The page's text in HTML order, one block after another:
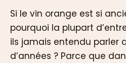
Si le vin orange est si
pourquoi la plupart
ils jamais entendu parler
d’années ? Parce que